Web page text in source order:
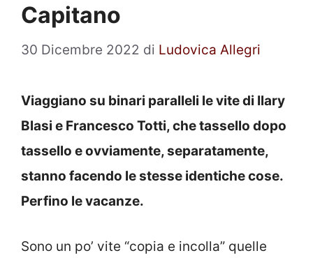
Capitano
30 Dicembre 2022 di Ludovica Allegri
Viaggiano su binari paralleli le vite di Ilary
Blasi e Francesco Totti, che tassello dopo
tassello e ovviamente, separatamente,
stanno facendo le stesse identiche cose.
Perfino le vacanze.
Sono un po’ vite “copia e incolla” quelle